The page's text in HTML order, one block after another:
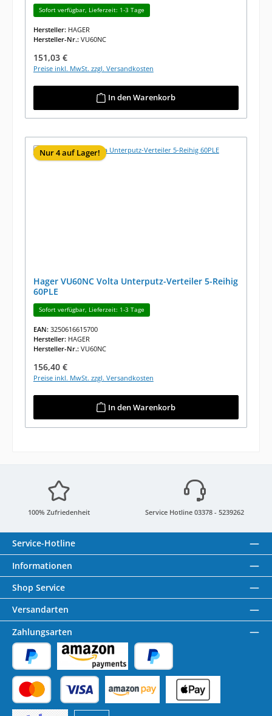
Sofort verfügbar, Lieferzeit: 1-3 Tage
Hersteller: HAGER
Hersteller-Nr.: VU60NC
Regulärer Preis:
151,03 €
Preise inkl. MwSt. zzgl. Versandkosten
In den Warenkorb
Nur 4 auf Lager!
Hager VU60NC Volta Unterputz-Verteiler 5-Reihig
60PLE
Sofort verfügbar, Lieferzeit: 1-3 Tage
EAN: 3250616615700
Hersteller: HAGER
Hersteller-Nr.: VU60NC
Regulärer Preis:
156,40 €
Preise inkl. MwSt. zzgl. Versandkosten
In den Warenkorb
100% Zufriedenheit Service Hotline 03378 - 5239262
Service-Hotline
Informationen
Shop Service
Versandarten
Zahlungsarten
PayPal Amazon Pay Später Bezahlen
Kredit- oder Debitkarte Benutzerdefiniertes Bild 1